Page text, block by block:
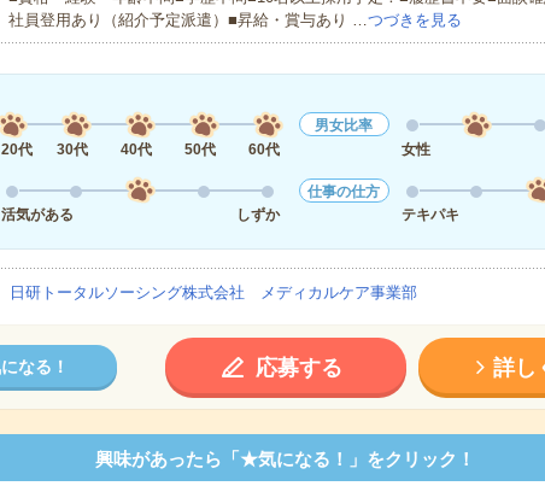
社員登用あり（紹介予定派遣）■昇給・賞与あり …つづきを見る
20代
30代 40代 50代 60代
男女比率
女性
活気がある
しずか
仕事の仕方
テキパキ
日研トータルソーシング株式会社 メディカルケア事業部
なる！ 応募する 詳し
興味があったら「★気になる！」をクリック！